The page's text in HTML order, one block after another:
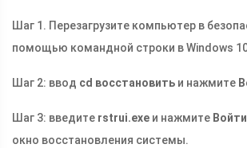
Шаг 1. Перезагрузите компьютер в
помощью командной строки в Windows
Шаг 2: ввод cd восстановить и нажмите
Шаг 3: введите rstrui.exe и нажмите Войти
окно восстановления системы.